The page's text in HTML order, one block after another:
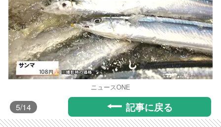
ニュースONE
5/14 記事に戻る